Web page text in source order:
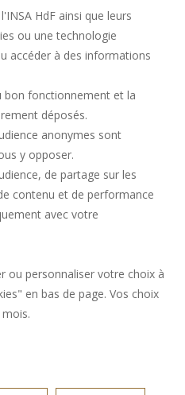
HdF ainsi que leurs
ou une technologie
accéder à des informations
bon fonctionnement et la
déposés.
anonymes sont
y opposer.
de partage sur les
contenu et de performance
avec votre
ou personnaliser votre choix à
en bas de page. Vos choix